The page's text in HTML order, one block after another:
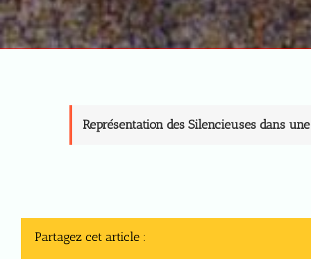
Représentation des Silencieuses dans
Partagez cet article :